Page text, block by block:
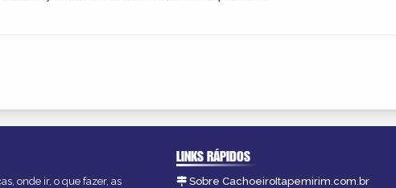
onde ir, o que fazer, as
LINKS RÁPIDOS
Sobre CachoeiroItapemirim.com.br